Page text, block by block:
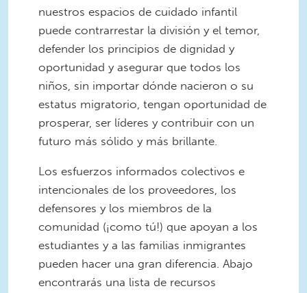
nuestros espacios de cuidado infantil
puede contrarrestar la división y el temor,
defender los principios de dignidad y
oportunidad y asegurar que todos los
niños, sin importar dónde nacieron o su
estatus migratorio, tengan oportunidad de
prosperar, ser líderes y contribuir con un
futuro más sólido y más brillante.
Los esfuerzos informados colectivos e
intencionales de los proveedores, los
defensores y los miembros de la
comunidad (¡como tú!) que apoyan a los
estudiantes y a las familias inmigrantes
pueden hacer una gran diferencia. Abajo
encontrarás una lista de recursos